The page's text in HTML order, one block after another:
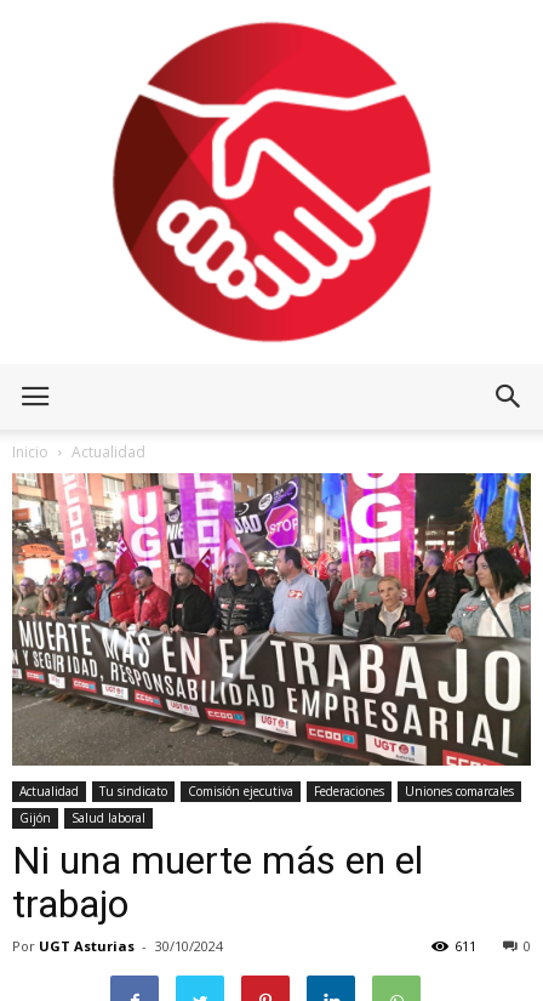
Inicio Actualidad
Actualidad Tu sindicato Comisión ejecutiva Federaciones
Uniones comarcales
Gijón
Salud laboral
Ni una muerte más en el
trabajo
Por UGT Asturias - 30/10/2024 0
611